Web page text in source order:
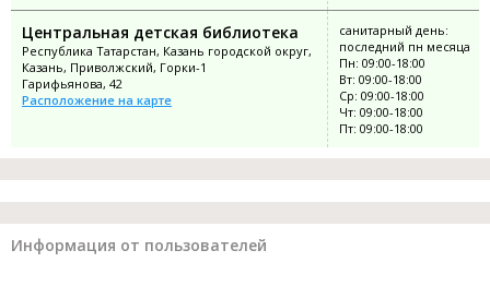
Центральная детская библиотека
Республика Татарстан, Казань городской округ,
Казань, Приволжский, Горки-1
Гарифьянова, 42
Расположение на карте
санитарный день:
последний пн месяца
Пн: 09:00-18:00
Вт: 09:00-18:00
Ср: 09:00-18:00
Чт: 09:00-18:00
Пт: 09:00-18:00
Информация от пользователей